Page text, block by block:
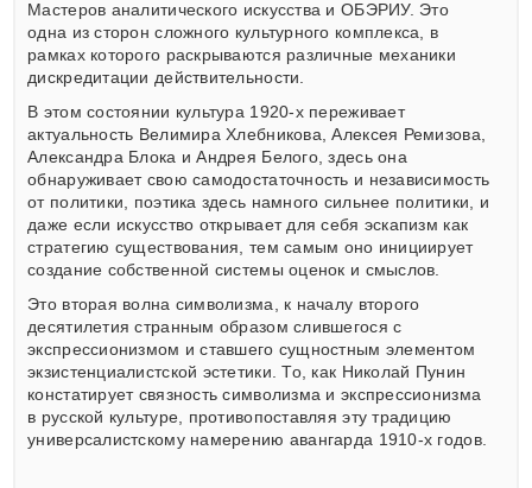
Мастеров аналитического искусства и ОБЭРИУ. Это
одна из сторон сложного культурного комплекса, в
рамках которого раскрываются различные механики
дискредитации действительности.
В этом состоянии культура 1920-х переживает
актуальность Велимира Хлебникова, Алексея Ремизова,
Александра Блока и Андрея Белого, здесь она
обнаруживает свою самодостаточность и независимость
от политики, поэтика здесь намного сильнее политики, и
даже если искусство открывает для себя эскапизм как
стратегию существования, тем самым оно инициирует
создание собственной системы оценок и смыслов.
Это вторая волна символизма, к началу второго
десятилетия странным образом слившегося с
экспрессионизмом и ставшего сущностным элементом
экзистенциалистской эстетики. То, как Николай Пунин
констатирует связность символизма и экспрессионизма
в русской культуре, противопоставляя эту традицию
универсалистскому намерению авангарда 1910-х годов.